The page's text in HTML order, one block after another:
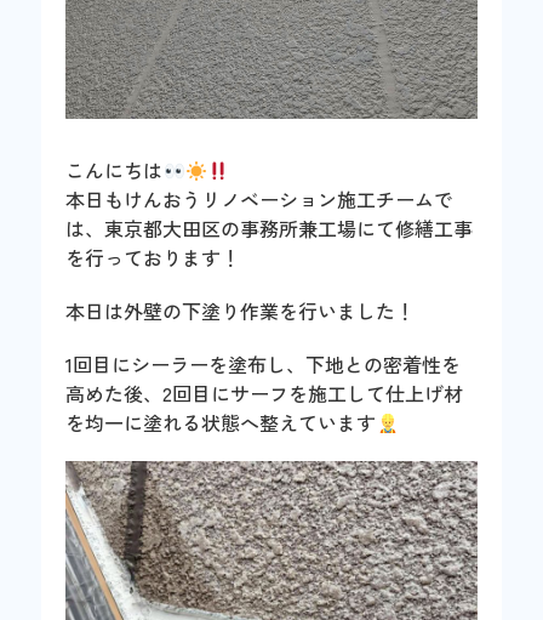
こんにちは
本日もけんおうリノベーション施工チームで
は、東京都大田区の事務所兼工場にて修繕工事
を行っております！
本日は外壁の下塗り作業を行いました！
1回目にシーラーを塗布し、下地との密着性を
高めた後、2回目にサーフを施工して仕上げ材
を均一に塗れる状態へ整えています